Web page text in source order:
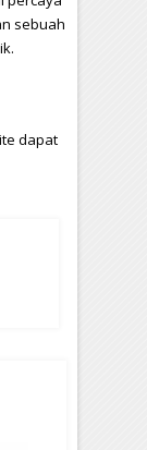
sebuah
dapat